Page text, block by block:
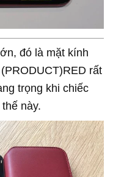
đó là mặt kính
rất
trọng khi chiếc
này.